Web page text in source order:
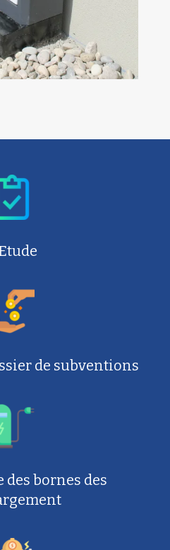
de subventions
des bornes des